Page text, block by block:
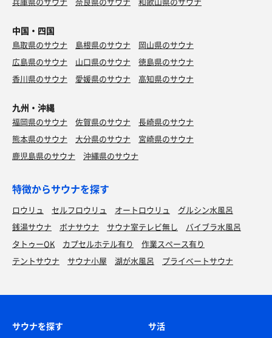
中国・四国
鳥取県のサウナ 島根県のサウナ
岡山県のサウナ
広島県のサウナ
山口県のサウナ
徳島県のサウナ
香川県のサウナ
愛媛県のサウナ 高知県のサウナ
九州・沖縄
福岡県のサウナ 佐賀県のサウナ
長崎県のサウナ
熊本県のサウナ
大分県のサウナ
宮崎県のサウナ
鹿児島県のサウナ
沖縄県のサウナ
特徴からサウナを探す
ロウリュ セルフロウリュ オートロウリュ
グルシン水風呂
銭湯サウナ
ボナサウナ サウナ室テレビ無し
バイブラ水風呂
タトゥーOK
カプセルホテル有り
作業スペース有り
テントサウナ
サウナ小屋 湖が水風呂 プライベートサウナ
サウナを探す サ活